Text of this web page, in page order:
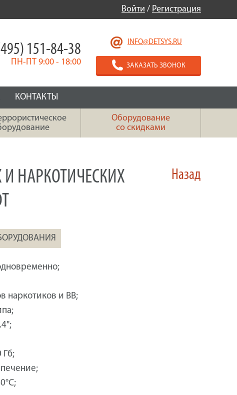
Войти / Регистрация
INFO@DETSYS.RU
ЗАКАЗАТЬ ЗВОНОК
151-84-38
ПН-ПТ 9:00 - 18:00
КОНТАКТЫ
Оборудование
со скидками
Назад
НАРКОТИЧЕСКИХ
наркотиков и ВВ;
Гб;